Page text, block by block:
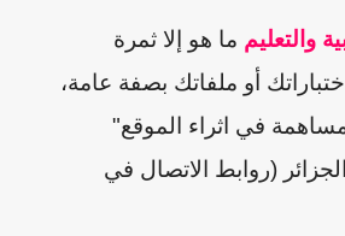
والتعليم ما هو إلا ثمرة
أو ملفاتك بصفة عامة،
في اثراء الموقع"
(روابط الاتصال في